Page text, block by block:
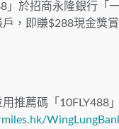
」於招商永隆銀行「
，即賺$288現金獎
推薦碼「10FLY488